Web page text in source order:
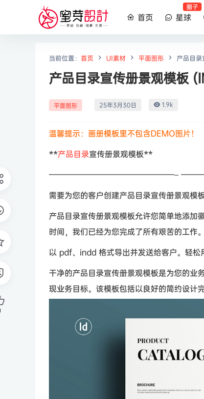
首页 星球
圈子
当前位置： 首页 UI素材 平面图形 产品目
产品目录宣传册景观模板
平面图形 25年3月30日 1.9k
温馨提示：画册模板里不包含DEMO图片！
**产品目录宣传册景观模板**
————————————————–
需要为您的客户创建产品目录宣传册景观模
产品目录宣传册景观模板允许您简单地添加
时间，我们已经为您完成了所有艰苦的工作。
以 pdf、indd 格式导出并发送给客户。轻松
干净的产品目录宣传册景观模板是为您的业
现业务目标。该模板包括以良好的简约设计